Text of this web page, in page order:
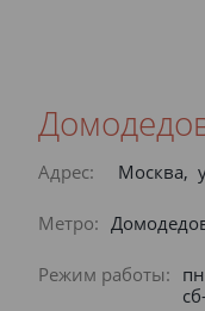
Адрес: Москва,
Метро:
Режим работы: